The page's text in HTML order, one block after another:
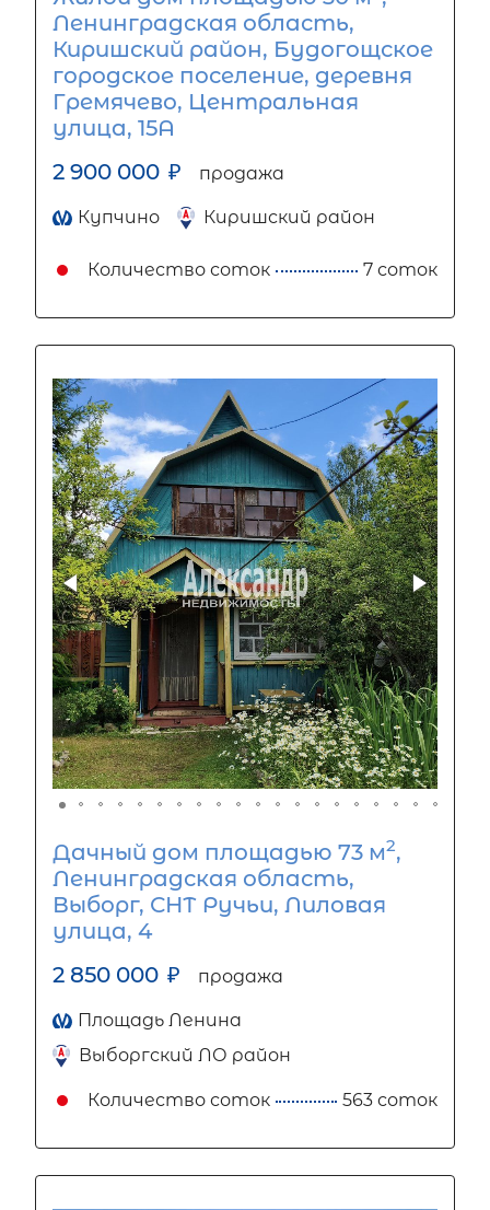
Ленинградская область,
Киришский район, Будогощское
городское поселение, деревня
Гремячево, Центральная
улица, 15А
2 900 000 ₽ продажа
Купчино Киришский район
Количество соток 7 соток
Дачный дом площадью 73 м2,
Ленинградская область,
Выборг, СНТ Ручьи, Лиловая
улица, 4
2 850 000 ₽ продажа
Площадь Ленина
Выборгский ЛО район
Количество соток 563 соток